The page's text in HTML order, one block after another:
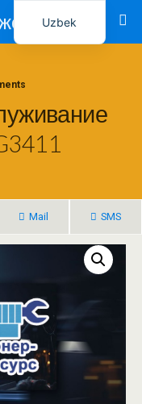
Заправка картриджей в Ташкенте – Тонер-Ресурс
Mail SMS
Uzbek
Russian